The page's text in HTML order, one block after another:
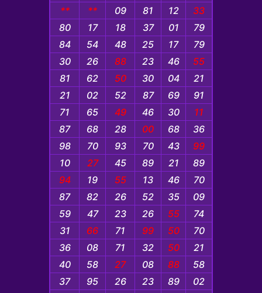
**
** 09 81 12
33
80
17 18 37 01
79
84
54 48 25 17
79
30
26 88 23 46
55
81
62 50 30 04
21
21
02 52 87 69
91
71
65 49 46 30
11
87
68 28 00 68
36
98
70 93 70 43
99
10
27 45 89 21
89
94
19 55 13 46
70
87
82 26 52 35
09
59
47 23 26 55
74
31
66 71 99 50
70
36
08 71 32 50
21
40
58 27 08 88
58
37
95 26 23 89
02